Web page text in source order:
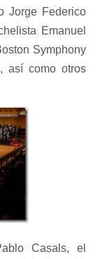
Jorge Federico
Emanuel
Symphony
así como otros
Casals, el